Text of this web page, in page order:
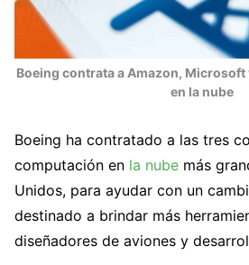
Boeing contrata a Amazon, Microsoft
en la nube
Boeing ha contratado a las tres
computación en la nube más
Unidos, para ayudar con un
destinado a brindar más
diseñadores de aviones y